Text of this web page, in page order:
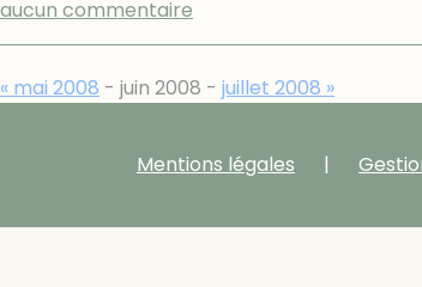
aucun commentaire
« mai 2008 - juin 2008 - juillet 2008 »
Mentions légales